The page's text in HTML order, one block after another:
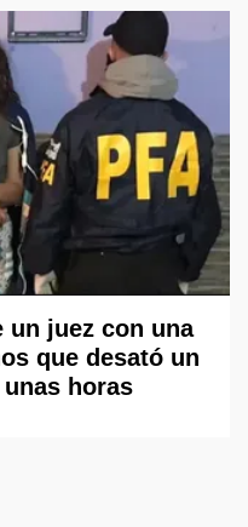
juez con una
que desató un
horas